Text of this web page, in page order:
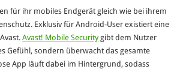
für ihr mobiles Endgerät gleich wie bei ihrem
Exklusiv für Android-User existiert eine
Avast! Mobile Securitygibt dem Nutzer
Gefühl, sondern überwacht das gesamte
App läuft dabei im Hintergrund, sodass